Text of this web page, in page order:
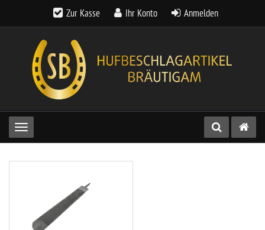
Zur Kasse Ihr Konto Anmelden
Toggle navigation